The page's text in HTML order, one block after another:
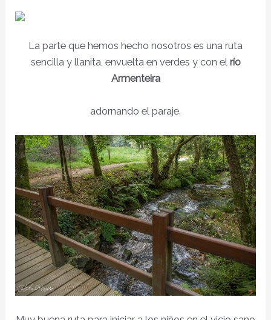
La parte que hemos hecho nosotros es una ruta
sencilla y llanita, envuelta en verdes y con elrío
Armenteira
adornando el paraje.